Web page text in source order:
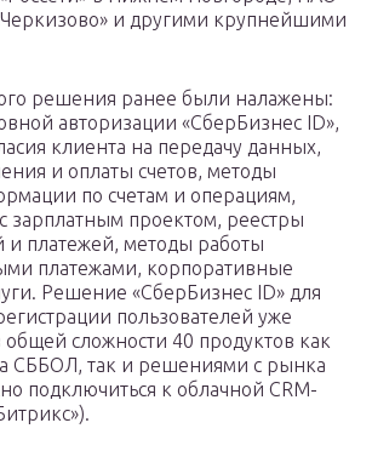
и другими крупнейшими
решения ранее были налажены:
авторизации «СберБизнес ID»,
клиента на передачу данных,
и оплаты счетов, методы
по счетам и операциям,
зарплатным проектом, реестры
и платежей, методы работы
платежами, корпоративные
Решение «СберБизнес ID» для
пользователей уже
сложности 40 продуктов как
СББОЛ, так и решениями с рынка
подключиться к облачной CRM-